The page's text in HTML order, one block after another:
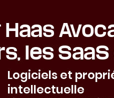
les SaaS
Logiciels et
intellectuelle